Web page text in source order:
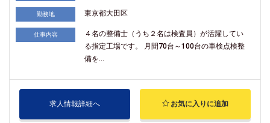
勤務地 東京都大田区
仕事内容
４名の整備士（うち２名は検査員）が活躍してい
る指定工場です。 月間70台～100台の車検点検整
備を...
求人情報詳細へ お気に入りに追加